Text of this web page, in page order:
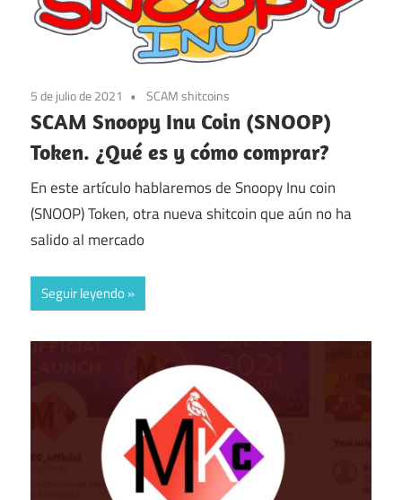
5 de julio de 2021 SCAM shitcoins
SCAM Snoopy Inu Coin (SNOOP)
Token. ¿Qué es y cómo comprar?
En este artículo hablaremos de Snoopy Inu coin
(SNOOP) Token, otra nueva shitcoin que aún no ha
salido al mercado
Seguir leyendo